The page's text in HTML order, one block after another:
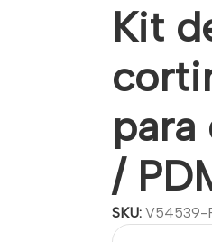
Kit
para
/
SKU:V54539-